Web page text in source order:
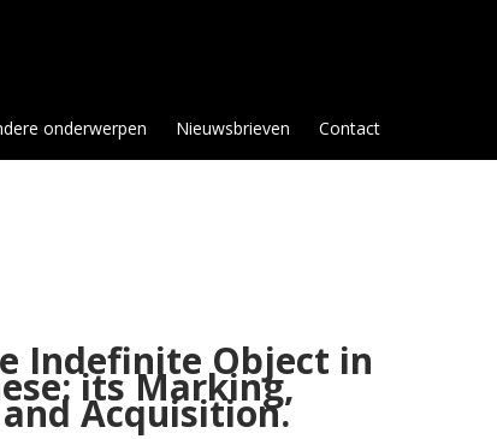
onderwerpen Nieuwsbrieven Contact
Indefinite Object in
its Marking,
Acquisition.